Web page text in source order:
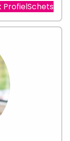
ProfielSchetsVisit
link